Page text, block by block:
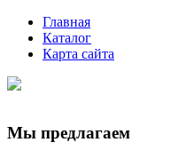
Главная
Каталог
Карта сайта
Мы предлагаем